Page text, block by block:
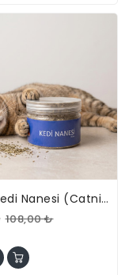
Doğal Kedi Nanesi (Catnip) - 250 Ml Kavanoz - Eğlenceli Ve Doğal
108,00 ₺